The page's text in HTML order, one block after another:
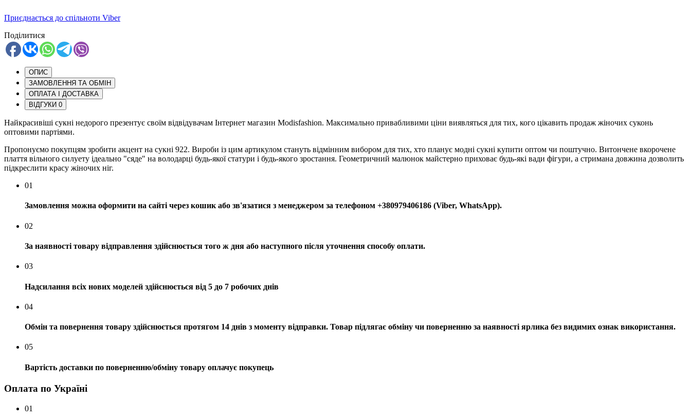
Приєднається до спільноти Viber
Поділитися
ОПИС
ЗАМОВЛЕННЯ ТА ОБМІН
ОПЛАТА І ДОСТАВКА
ВІДГУКИ 0
Найкрасивіші сукні недорого презентує своїм відвідувачам Інтернет магазин Modisfashion. Максимально привабливими ціни виявляться для тих, кого цікавить продаж жіночих суконь
оптовими партіями.
Пропонуємо покупцям зробити акцент на сукні 922. Вироби із цим артикулом стануть відмінним вибором для тих, хто планує модні сукні купити оптом чи поштучно. Витончене вкорочене
плаття вільного силуету ідеально "сяде" на володарці будь-якої статури і будь-якого зростання. Геометричний малюнок майстерно приховає будь-які вади фігури, а стримана довжина дозволить
підкреслити красу жіночих ніг.
01
Замовлення можна оформити на сайті через кошик або зв'язатися з менеджером за телефоном +380979406186 (Viber, WhatsApp).
02
За наявності товару відправлення здійснюється того ж дня або наступного після уточнення способу оплати.
03
Надсилання всіх нових моделей здійснюється від 5 до 7 робочих днів
04
Обмін та повернення товару здійснюється протягом 14 днів з моменту відправки. Товар підлягає обміну чи поверненню за наявності ярлика без видимих ​​ознак використання.
05
Вартість доставки по поверненню/обміну товару оплачує покупець
Оплата по Україні
01